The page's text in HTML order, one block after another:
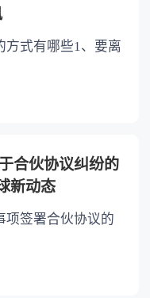
方式有哪些1、要离
合伙协议纠纷的
新动态
项签署合伙协议的